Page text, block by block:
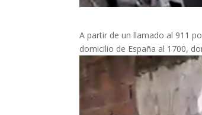
A partir de un llamado al 911
domicilio de España al 1700,